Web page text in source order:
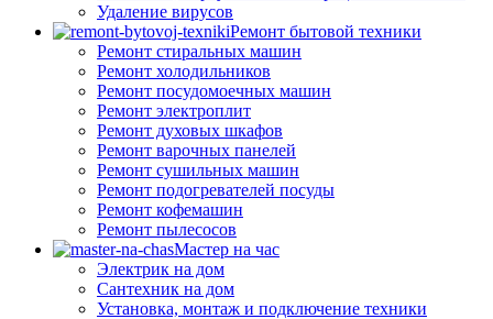
Удаление вирусов
Ремонт бытовой техники
Ремонт стиральных машин
Ремонт холодильников
Ремонт посудомоечных машин
Ремонт электроплит
Ремонт духовых шкафов
Ремонт варочных панелей
Ремонт сушильных машин
Ремонт подогревателей посуды
Ремонт кофемашин
Ремонт пылесосов
Мастер на час
Электрик на дом
Сантехник на дом
Установка, монтаж и подключение техники